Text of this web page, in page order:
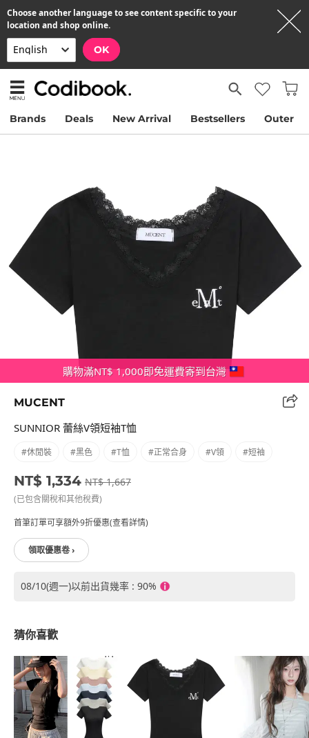
Choose another language to see content specific to your
location and shop online.
OK
Brands Deals New Arrival Bestsellers Outer
購物滿NT$ 1,000即免運費寄到台灣
MUCENT
SUNNIOR 蕾絲V領短袖T恤
#休閒裝 #黑色 #T恤 #正常合身 #V領 #短袖
NT$ 1,334 NT$ 1,667
(已包含關稅和其他稅費)
首筆訂單可享額外9折優惠(查看詳情)
領取優惠卷 ›
08/10(週一)以前出貨幾率 : 90%
猜你喜歡